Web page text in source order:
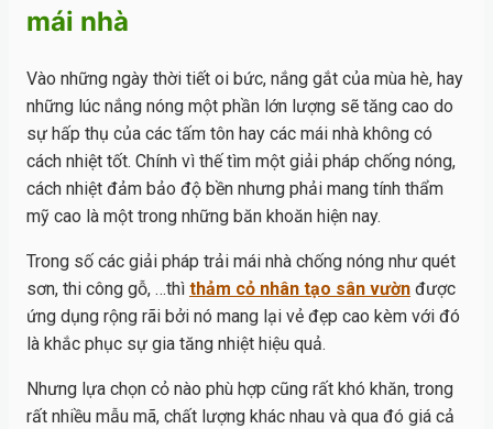
mái nhà
Vào những ngày thời tiết oi bức, nắng gắt của mùa hè, hay
những lúc nắng nóng một phần lớn lượng sẽ tăng cao do
sự hấp thụ của các tấm tôn hay các mái nhà không có
cách nhiệt tốt. Chính vì thế tìm một giải pháp chống nóng,
cách nhiệt đảm bảo độ bền nhưng phải mang tính thẩm
mỹ cao là một trong những băn khoăn hiện nay.
Trong số các giải pháp trải mái nhà chống nóng như quét
sơn, thi công gỗ, …thì thảm cỏ nhân tạo sân vườn được
ứng dụng rộng rãi bởi nó mang lại vẻ đẹp cao kèm với đó
là khắc phục sự gia tăng nhiệt hiệu quả.
Nhưng lựa chọn cỏ nào phù hợp cũng rất khó khăn, trong
rất nhiều mẫu mã, chất lượng khác nhau và qua đó giá cả